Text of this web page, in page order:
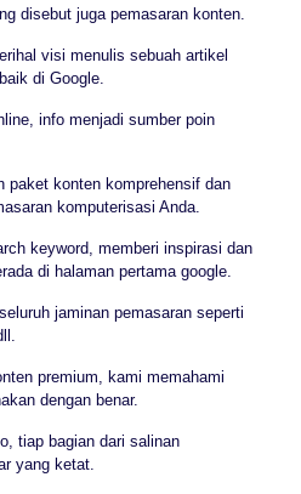
disebut juga pemasaran konten.
visi menulis sebuah artikel
di Google.
info menjadi sumber poin
paket konten komprehensif dan
komputerisasi Anda.
keyword, memberi inspirasi dan
di halaman pertama google.
jaminan pemasaran seperti
premium, kami memahami
dengan benar.
tiap bagian dari salinan
yang ketat.